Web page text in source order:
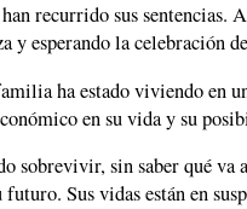
recurrido sus sentencias.
y esperando la celebración
ha estado viviendo en
en su vida y su
sobrevivir, sin saber qué va
futuro. Sus vidas están en